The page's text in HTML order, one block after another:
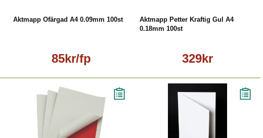
Aktmapp Ofärgad A4 0.09mm 100st
85kr/fp
Aktmapp Petter Kraftig Gul A4
0.18mm 100st
329kr